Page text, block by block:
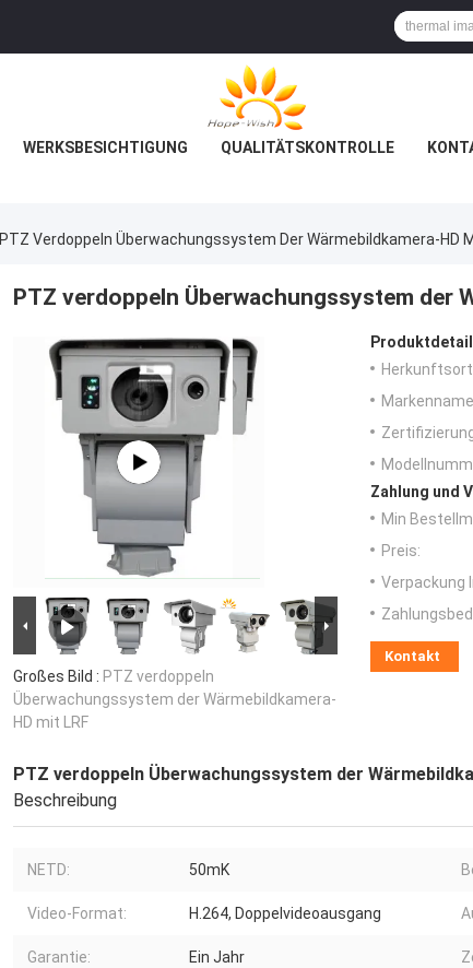
WERKSBESICHTIGUNG QUALITÄTSKONTROLLE
PTZ Verdoppeln Überwachungssystem Der Wärmebildkamera-HD
PTZ verdoppeln Überwachungssystem der
Großes Bild : PTZ verdoppeln
Überwachungssystem der Wärmebildkamera-
HD mit LRF
Zahlung und
Min
Preis:
Verpackung
Kontakt
PTZ verdoppeln Überwachungssystem der
Beschreibung
NETD: 50mK
Video-Format: H.264, Doppelvideoausgang
Garantie: Ein Jahr